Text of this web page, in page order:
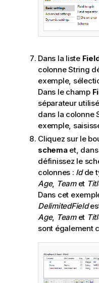
Dans la liste
colonne String
exemple,
Dans le champ
séparateur
dans la colonne
exemple,
Cliquez sur le
schemaet, dans
définissez le
colonnes : Idde
Age, Teamet
Dans cet
DelimitedField
Age, Teamet
sont également